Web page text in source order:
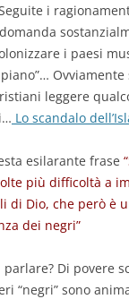
i
i paesi
Ovviamente
leggere
Lo scandalo
esilarante frase
più difficoltà a
di Dio, che però è
dei negri”
Di povere
“negri” sono